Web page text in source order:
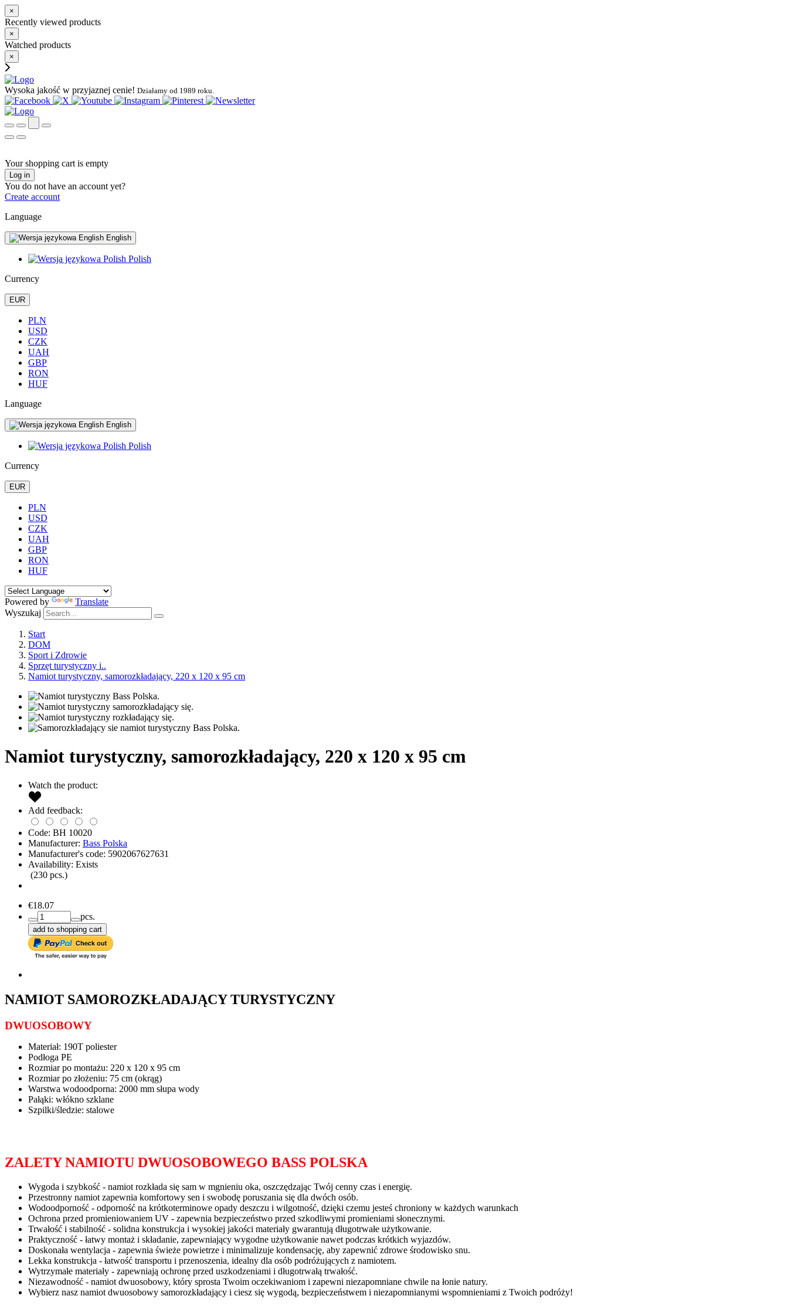
×
Recently viewed products
×
Watched products
×
Wysoka jakość w przyjaznej cenie! Działamy od 1989 roku.
Your shopping cart is empty
Log in
You do not have an account yet?
Create account
Language
English
Polish
Currency
EUR
PLN
USD
CZK
UAH
GBP
RON
HUF
Language
English
Polish
Currency
EUR
PLN
USD
CZK
UAH
GBP
RON
HUF
Powered by
Translate
Wyszukaj
Start
DOM
Sport i Zdrowie
Sprzęt turystyczny i..
Namiot turystyczny, samorozkładający, 220 x 120 x 95 cm
Namiot turystyczny, samorozkładający, 220 x 120 x 95 cm
Watch the product:
Add feedback:
Code: BH 10020
Manufacturer: Bass Polska
Manufacturer's code: 5902067627631
Availability: Exists
(230 pcs.)
€18.07
pcs.
add to shopping cart
NAMIOT SAMOROZKŁADAJĄCY TURYSTYCZNY
DWUOSOBOWY
Materiał: 190T poliester
Podłoga PE
Rozmiar po montażu: 220 x 120 x 95 cm
Rozmiar po złożeniu: 75 cm (okrąg)
Warstwa wodoodporna: 2000 mm słupa wody
Pałąki: włókno szklane
Szpilki/śledzie: stalowe
ZALETY NAMIOTU DWUOSOBOWEGO BASS POLSKA
Wygoda i szybkość - namiot rozkłada się sam w mgnieniu oka, oszczędzając Twój cenny czas i energię.
Przestronny namiot zapewnia komfortowy sen i swobodę poruszania się dla dwóch osób.
Wodoodporność - odporność na krótkoterminowe opady deszczu i wilgotność, dzięki czemu jesteś chroniony w każdych warunkach
Ochrona przed promieniowaniem UV - zapewnia bezpieczeństwo przed szkodliwymi promieniami słonecznymi.
Trwałość i stabilność - solidna konstrukcja i wysokiej jakości materiały gwarantują długotrwałe użytkowanie.
Praktyczność - łatwy montaż i składanie, zapewniający wygodne użytkowanie nawet podczas krótkich wyjazdów.
Doskonała wentylacja - zapewnia świeże powietrze i minimalizuje kondensację, aby zapewnić zdrowe środowisko snu.
Lekka konstrukcja - łatwość transportu i przenoszenia, idealny dla osób podróżujących z namiotem.
Wytrzymałe materiały - zapewniają ochronę przed uszkodzeniami i długotrwałą trwałość.
Niezawodność - namiot dwuosobowy, który sprosta Twoim oczekiwaniom i zapewni niezapomniane chwile na łonie natury.
Wybierz nasz namiot dwuosobowy samorozkładający i ciesz się wygodą, bezpieczeństwem i niezapomnianymi wspomnieniami z Twoich podróży!